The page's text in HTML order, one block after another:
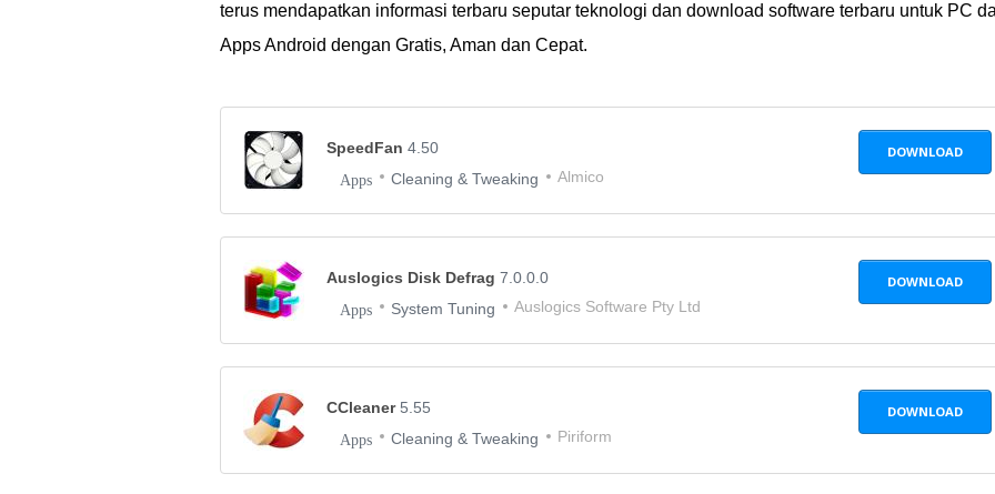
terus mendapatkan informasi terbaru seputar teknologi dan download software terbaru untuk PC
Apps Android dengan Gratis, Aman dan Cepat.
SpeedFan 4.50
Apps Cleaning & Tweaking Almico
DOWNLOAD
Auslogics Disk Defrag 7.0.0.0
Apps System Tuning Auslogics Software Pty Ltd
DOWNLOAD
CCleaner 5.55
Apps Cleaning & Tweaking Piriform
DOWNLOAD